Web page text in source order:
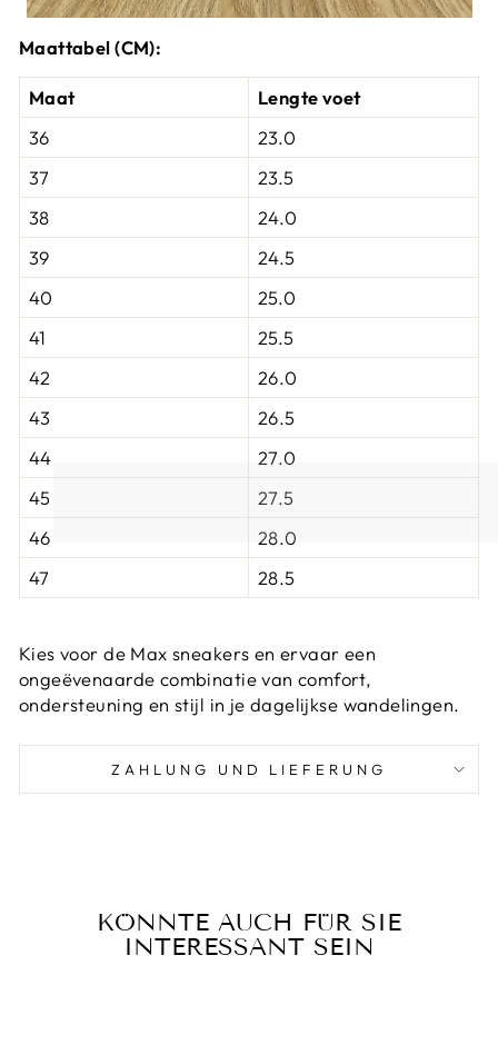
Maattabel (CM):
Maat
Lengte voet
36
23.0
37
23.5
38
24.0
39
24.5
40
25.0
41
25.5
42
26.0
43
26.5
44
27.0
45
27.5
46
28.0
47
28.5
Kies voor de Max sneakers en ervaar een
ongeëvenaarde combinatie van comfort,
ondersteuning en stijl in je dagelijkse wandelingen.
ZAHLUNG UND LIEFERUNG
KÖNNTE AUCH FÜR SIE
INTERESSANT SEIN